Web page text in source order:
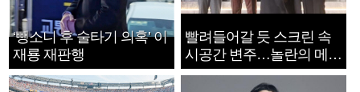
‘뺑소니 후 술타기 의혹’ 이
재룡 재판행
빨려들어갈 듯 스크린 속
시공간 변주…놀란의 메시
지는 ‘전쟁 속죄’